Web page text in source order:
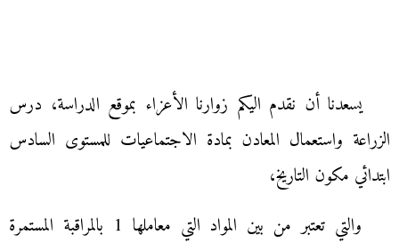
يسعدنا أن نقدم اليكم زوارنا الأعزاء بموقع الدراسة، درس
الزراعة واستعمال المعادن بمادة الاجتماعيات للمستوى السادس
ابتدائي مكون التاريخ،
والتي تعتبر من بين المواد التي معاملها 1 بالمراقبة المستمرة